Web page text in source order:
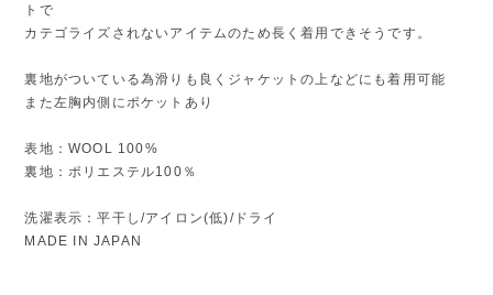
トで
カテゴライズされないアイテムのため長く着用できそうです。
裏地がついている為滑りも良くジャケットの上などにも着用可能
また左胸内側にポケットあり
表地：WOOL 100%
裏地：ポリエステル100％
洗濯表示：平干し/アイロン(低)/ドライ
MADE IN JAPAN